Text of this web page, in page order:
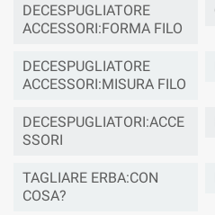
DECESPUGLIATORE
ACCESSORI:FORMA FILO
DECESPUGLIATORE
ACCESSORI:MISURA FILO
DECESPUGLIATORI:ACCE
SSORI
TAGLIARE ERBA:CON
COSA?